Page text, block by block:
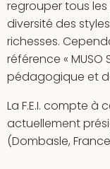
regrouper tous
diversité des
richesses.
référence « MUSO
pédagogique et
La F.E.I. compte à
actuellement
(Dombasle,